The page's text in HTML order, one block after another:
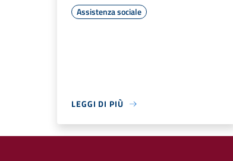
Assistenza sociale
LEGGI DI PIÙ